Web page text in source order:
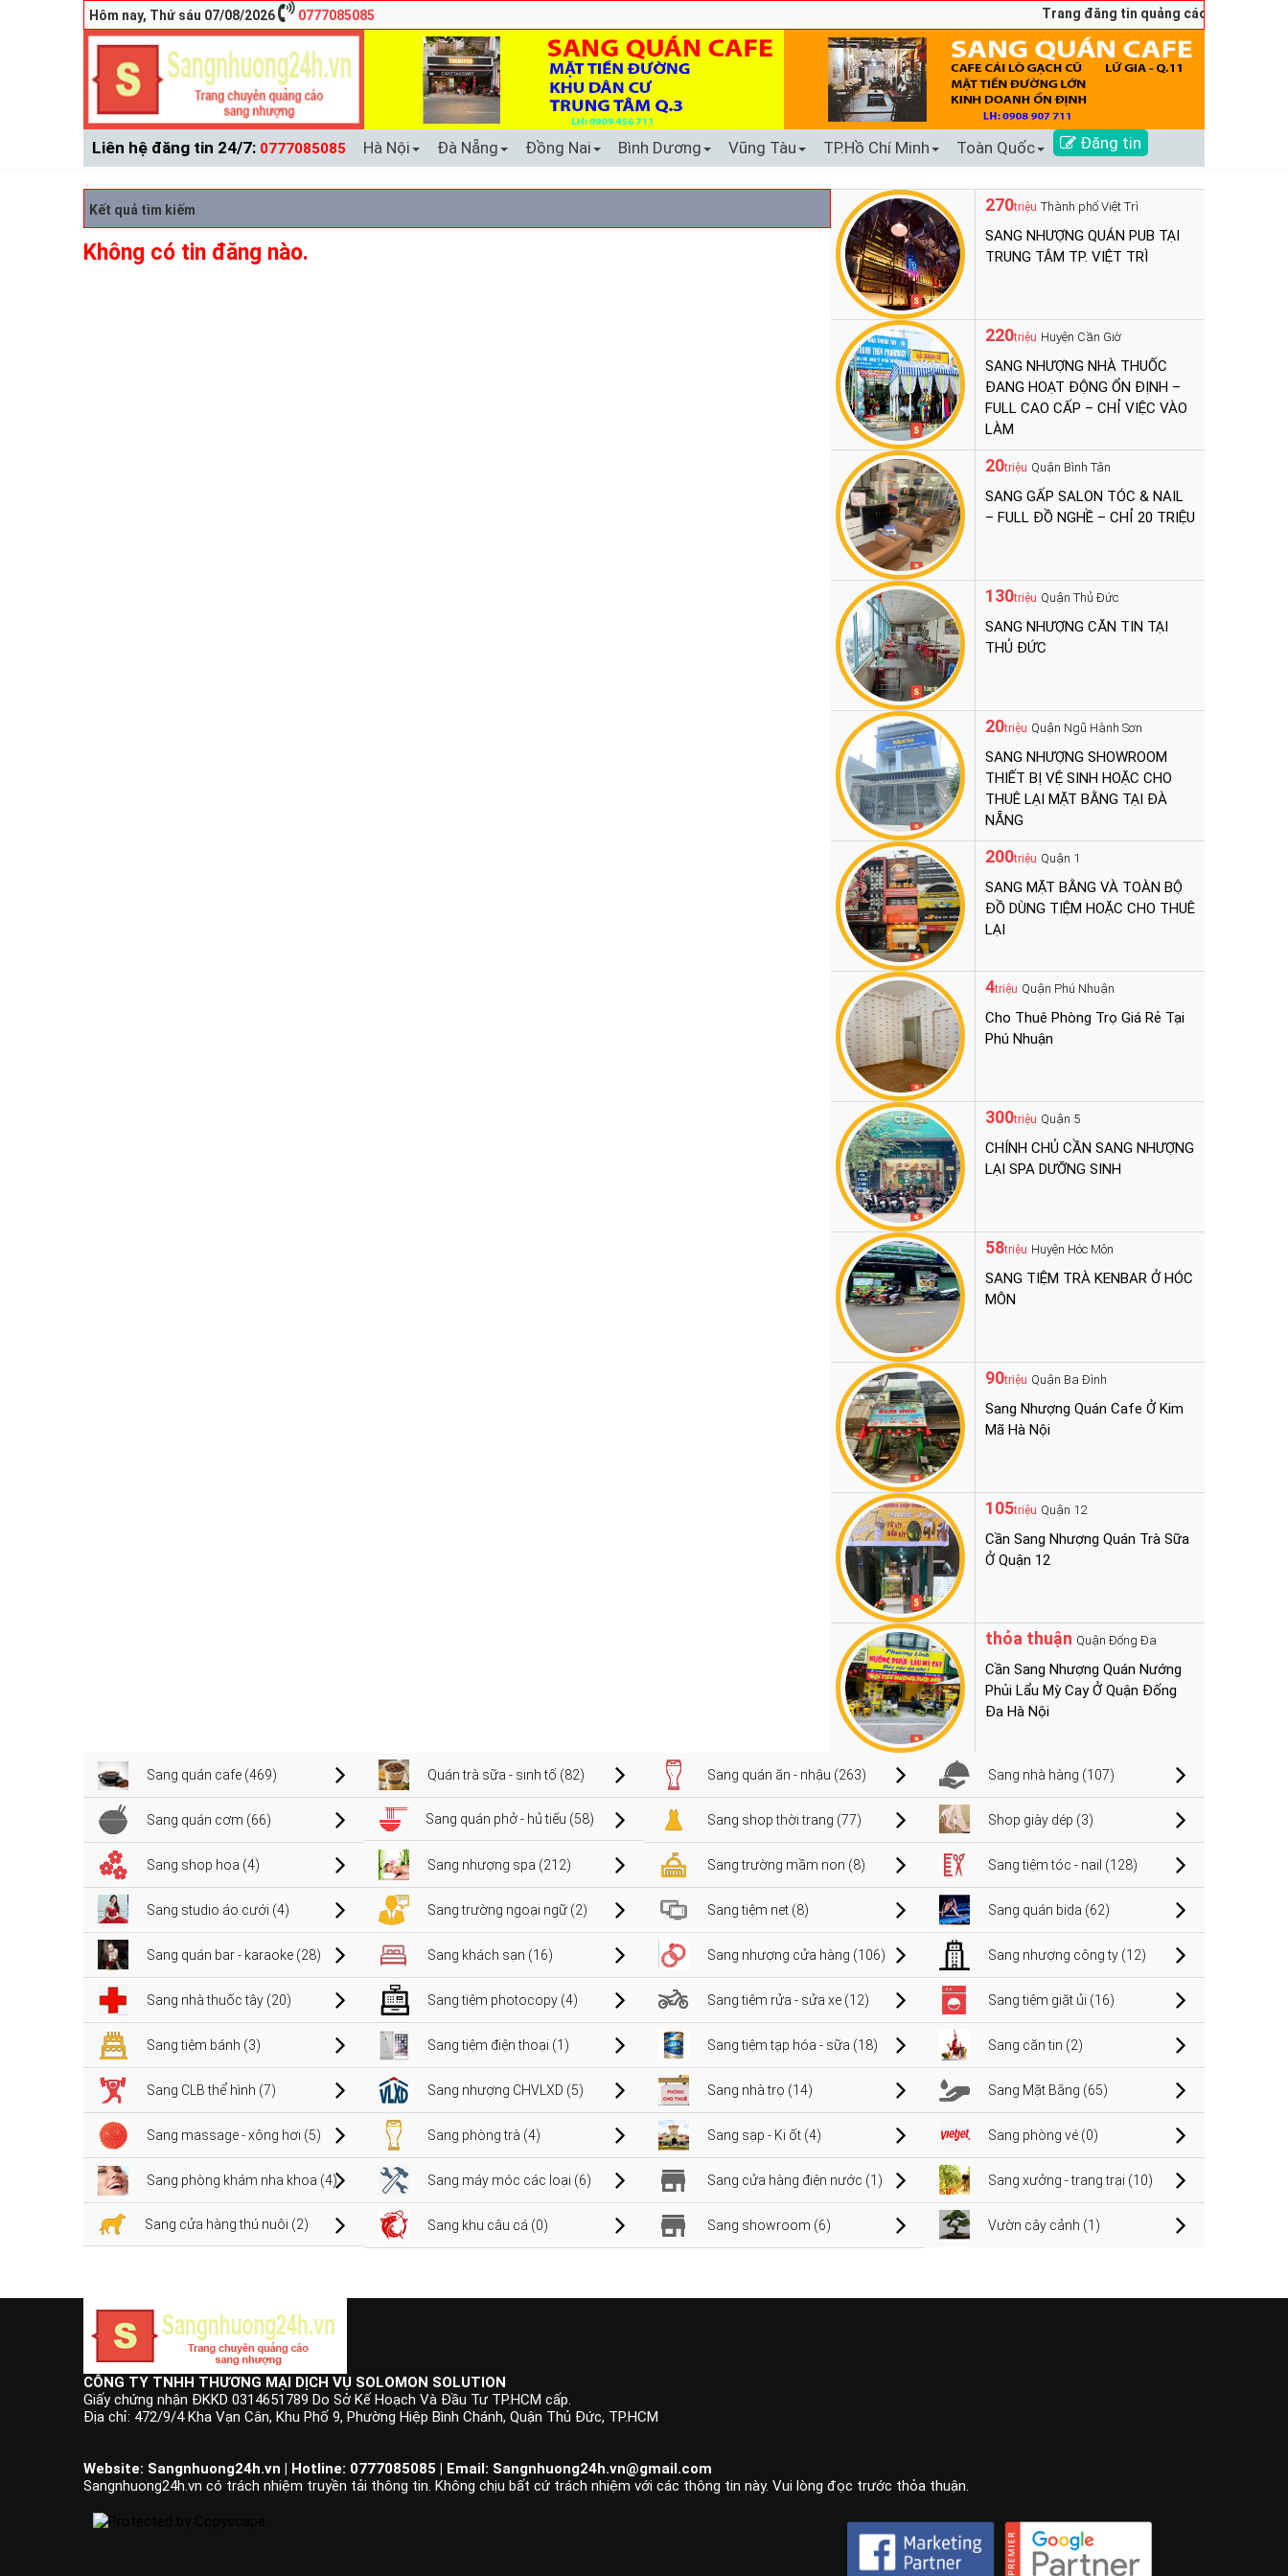
Hôm nay, Thứ sáu 07/08/2026 0777085085 Trang đăng tin quảng cáo sang nhượng
Liên hệ đăng tin 24/7: 0777085085 Hà Nội Đà Nẵng Đồng Nai Bình Dương Vũng Tàu TP.Hồ Chí Minh Toàn Quốc Đăng tin
Kết quả tìm kiếm
Không có tin đăng nào.
270triệu Thành phố Việt Trì
SANG NHƯỢNG QUÁN PUB TẠI
TRUNG TÂM TP. VIỆT TRÌ
220triệu Huyện Cần Giờ
SANG NHƯỢNG NHÀ THUỐC
ĐANG HOẠT ĐỘNG ỔN ĐỊNH –
FULL CAO CẤP – CHỈ VIỆC VÀO
LÀM
20triệu Quận Bình Tân
SANG GẤP SALON TÓC & NAIL
– FULL ĐỒ NGHỀ – CHỈ 20 TRIỆU
130triệu Quận Thủ Đức
SANG NHƯỢNG CĂN TIN TẠI
THỦ ĐỨC
20triệu Quận Ngũ Hành Sơn
SANG NHƯỢNG SHOWROOM
THIẾT BỊ VỆ SINH HOẶC CHO
THUÊ LẠI MẶT BẰNG TẠI ĐÀ
NẴNG
200triệu Quận 1
SANG MẶT BẰNG VÀ TOÀN BỘ
ĐỒ DÙNG TIỆM HOẶC CHO THUÊ
LẠI
4triệu Quận Phú Nhuận
Cho Thuê Phòng Trọ Giá Rẻ Tại
Phú Nhuận
300triệu Quận 5
CHÍNH CHỦ CẦN SANG NHƯỢNG
LẠI SPA DƯỠNG SINH
58triệu Huyện Hóc Môn
SANG TIỆM TRÀ KENBAR Ở HÓC
MÔN
90triệu Quận Ba Đình
Sang Nhượng Quán Cafe Ở Kim
Mã Hà Nội
105triệu Quận 12
Cần Sang Nhượng Quán Trà Sữa
Ở Quận 12
thỏa thuận Quận Đống Đa
Cần Sang Nhượng Quán Nướng
Phủi Lẩu Mỳ Cay Ở Quận Đống
Đa Hà Nội
Sang quán cafe (469) Quán trà sữa - sinh tố (82) Sang quán ăn - nhậu (263) Sang nhà hàng (107)
Sang quán cơm (66) Sang quán phở - hủ tiếu (58) Sang shop thời trang (77) Shop giày dép (3)
Sang shop hoa (4) Sang nhượng spa (212) Sang trường mầm non (8) Sang tiệm tóc - nail (128)
Sang studio áo cưới (4) Sang trường ngoại ngữ (2) Sang tiệm net (8) Sang quán bida (62)
Sang quán bar - karaoke (28) Sang khách sạn (16) Sang nhượng cửa hàng (106) Sang nhượng công ty (12)
Sang nhà thuốc tây (20) Sang tiệm photocopy (4) Sang tiệm rửa - sửa xe (12) Sang tiệm giặt ủi (16)
Sang tiệm bánh (3) Sang tiệm điện thoại (1) Sang tiệm tạp hóa - sữa (18) Sang căn tin (2)
Sang CLB thể hình (7) Sang nhượng CHVLXD (5) Sang nhà trọ (14) Sang Mặt Bằng (65)
Sang massage - xông hơi (5) Sang phòng trà (4) Sang sạp - Ki ốt (4) Sang phòng vé (0)
Sang phòng khám nha khoa (4) Sang máy móc các loại (6) Sang cửa hàng điện nước (1) Sang xưởng - trang trại (10)
Sang cửa hàng thú nuôi (2) Sang khu câu cá (0) Sang showroom (6) Vườn cây cảnh (1)
CÔNG TY TNHH THƯƠNG MẠI DỊCH VỤ SOLOMON SOLUTION
Giấy chứng nhận ĐKKD 0314651789 Do Sở Kế Hoạch Và Đầu Tư TP.HCM cấp.
Địa chỉ: 472/9/4 Kha Vạn Cân, Khu Phố 9, Phường Hiệp Bình Chánh, Quận Thủ Đức, TP.HCM
Website: Sangnhuong24h.vn | Hotline: 0777085085 | Email: Sangnhuong24h.vn@gmail.com
Sangnhuong24h.vn có trách nhiệm truyền tải thông tin. Không chịu bất cứ trách nhiệm với các thông tin này. Vui lòng đọc trước thỏa thuận.